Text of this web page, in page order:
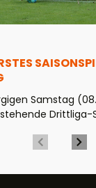
Samstag
Drittliga-